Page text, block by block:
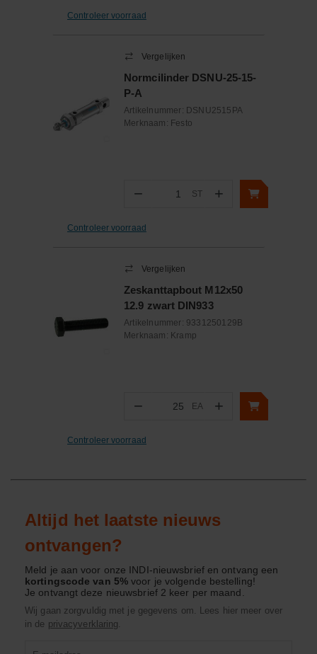
Controleer voorraad
Vergelijken
Normcilinder DSNU-25-15-
P-A
Artikelnummer: DSNU2515PA
Merknaam: Festo
− Aantal
ST +
Controleer voorraad
Vergelijken
Zeskanttapbout M12x50
12.9 zwart DIN933
Artikelnummer: 9331250129B
Merknaam: Kramp
− Aantal
EA +
Controleer voorraad
Altijd het laatste nieuws
ontvangen?
Meld je aan voor onze INDI-nieuwsbrief en ontvang een
kortingscode van 5%voor je volgende bestelling!
Je ontvangt deze nieuwsbrief 2 keer per maand.
Wij gaan zorgvuldig met je gegevens om. Lees hier meer over
in de privacyverklaring.